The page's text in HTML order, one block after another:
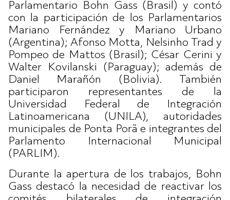
Parlamentario Bohn Gass (Brasil) y contó
con la participación de los Parlamentarios
Mariano Fernández y Mariano Urbano
(Argentina); Afonso Motta, Nelsinho Trad y
Pompeo de Mattos (Brasil); César Cerini y
Walter Kovilanski (Paraguay); además de
Daniel Marañón (Bolivia). También
participaron representantes de la
Universidad Federal de Integración
Latinoamericana (UNILA), autoridades
municipales de Ponta Porã e integrantes del
Parlamento Internacional Municipal
(PARLIM).
Durante la apertura de los trabajos, Bohn
Gass destacó la necesidad de reactivar los